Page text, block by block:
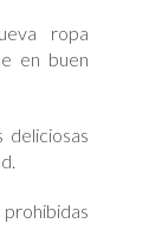
ropa
en buen
deliciosas